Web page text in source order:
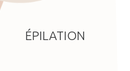
ÉPILATION